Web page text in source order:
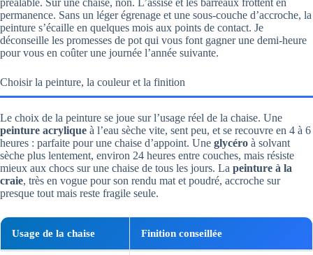
préalable. Sur une chaise, non. L’assise et les barreaux frottent en
permanence. Sans un léger égrenage et une sous-couche d’accroche, la
peinture s’écaille en quelques mois aux points de contact. Je
déconseille les promesses de pot qui vous font gagner une demi-heure
pour vous en coûter une journée l’année suivante.
Choisir la peinture, la couleur et la finition
Le choix de la peinture se joue sur l’usage réel de la chaise. Une
peinture acrylique à l’eau sèche vite, sent peu, et se recouvre en 4 à 6
heures : parfaite pour une chaise d’appoint. Une glycéro à solvant
sèche plus lentement, environ 24 heures entre couches, mais résiste
mieux aux chocs sur une chaise de tous les jours. La peinture à la
craie, très en vogue pour son rendu mat et poudré, accroche sur
presque tout mais reste fragile seule.
Usage de la chaise Finition conseillée